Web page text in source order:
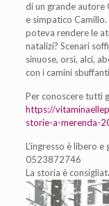
di un grande autore
e simpatico
poteva rendere le
natalizi? Scenari
sinuose, orsi, alci,
con i camini
Per conoscere tutti
https://
storie-a-merenda-
L’ingresso è libero
0523872746
La storia è